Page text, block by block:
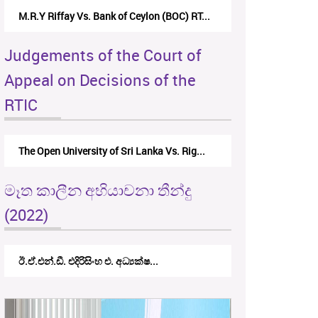
Riffay Vs. Bank of Ceylon (BOC) RT... Nirmala Kannangara
Judgements of the Court of
Appeal on Decisions of the
RTIC
Open University of Sri Lanka Vs. Rig... The Monetary Board of
මෑත කාලීන අභියාචනා තීන්දු
(2022)
එදිරිසිංහ එ. අධ්‍යක්ෂ...